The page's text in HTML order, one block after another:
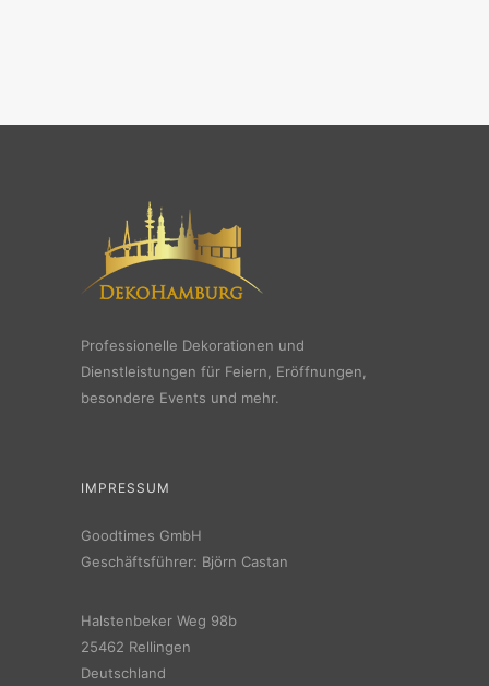
Professionelle Dekorationen und
Dienstleistungen für Feiern, Eröffnungen,
besondere Events und mehr.
IMPRESSUM
Goodtimes GmbH
Geschäftsführer: Björn Castan
Halstenbeker Weg 98b
25462 Rellingen
Deutschland